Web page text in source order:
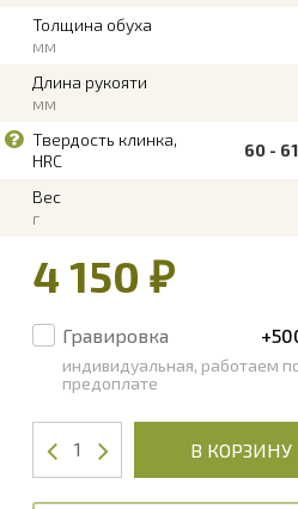
Толщина обуха
мм
Длина рукояти
мм
Твердость клинка,
HRC
60 -
Вес
г
4 150 ₽
Гравировка
индивидуальная, работаем
предоплате
В КОРЗИНУ